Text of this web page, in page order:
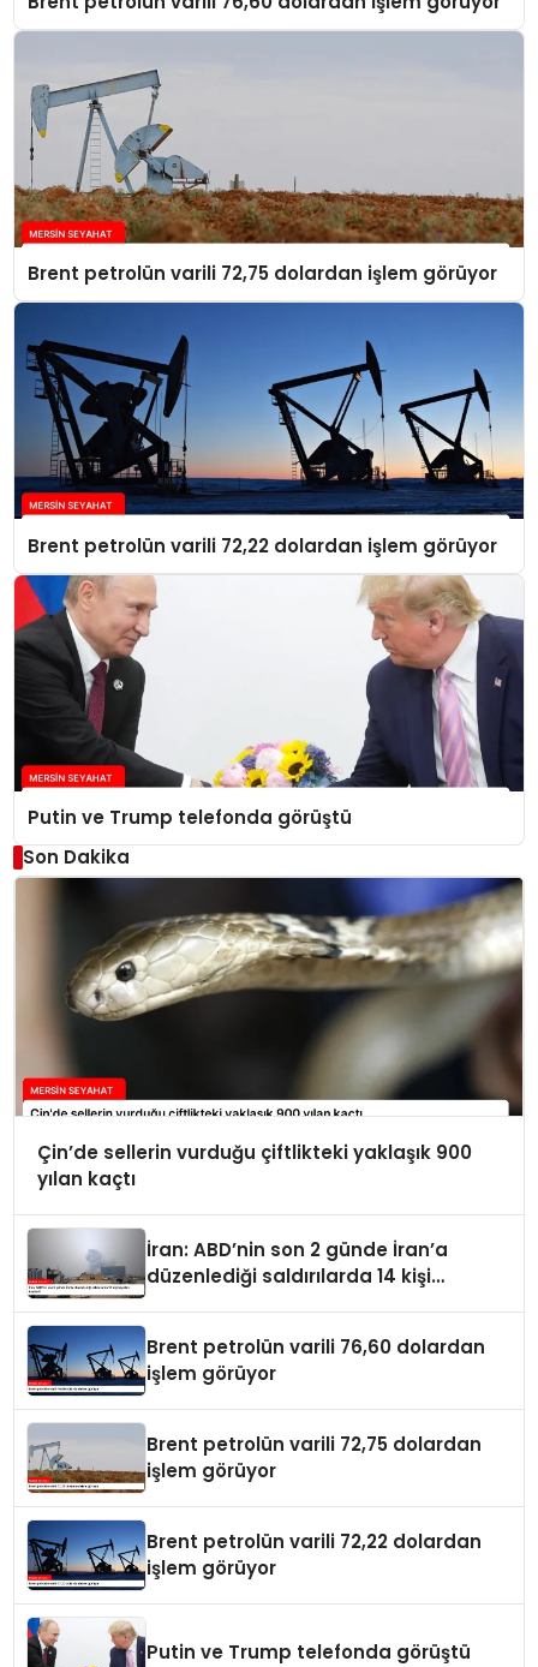
Brent petrolün varili 72,75 dolardan işlem görüyor
Brent petrolün varili 72,22 dolardan işlem görüyor
Putin ve Trump telefonda görüştü
Son Dakika
Çin’de sellerin vurduğu çiftlikteki yaklaşık 900
yılan kaçtı
İran: ABD’nin son 2 günde İran’a
düzenlediği saldırılarda 14 kişi
Brent petrolün varili 76,60 dolardan
işlem görüyor
Brent petrolün varili 72,75 dolardan
işlem görüyor
Brent petrolün varili 72,22 dolardan
işlem görüyor
Putin ve Trump telefonda görüştü